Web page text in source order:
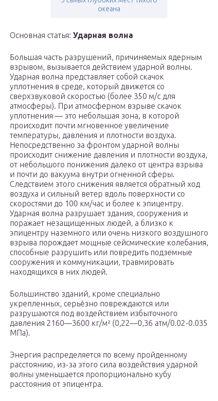
океана
Основная статья: Ударная волна
Большая часть разрушений, причиняемых ядерным
взрывом, вызывается действием ударной волны.
Ударная волна представляет собой скачок
уплотнения в среде, который движется со
сверхзвуковой скоростью (более 350 м/с для
атмосферы). При атмосферном взрыве скачок
уплотнения — это небольшая зона, в которой
происходит почти мгновенное увеличение
температуры, давления и плотности воздуха.
Непосредственно за фронтом ударной волны
происходит снижение давления и плотности воздуха,
от небольшого понижения далеко от центра взрыва
и почти до вакуума внутри огненной сферы.
Следствием этого снижения является обратный ход
воздуха и сильный ветер вдоль поверхности со
скоростями до 100 км/час и более к эпицентру.
Ударная волна разрушает здания, сооружения и
поражает незащищенных людей, а близко к
эпицентру наземного или очень низкого воздушного
взрыва порождает мощные сейсмические колебания,
способные разрушить или повредить подземные
сооружения и коммуникации, травмировать
находящихся в них людей.
Большинство зданий, кроме специально
укрепленных, серьёзно повреждаются или
разрушаются под воздействием избыточного
давления 2160—3600 кг/м² (0,22—0,36 атм/0.02-0.035
МПа).
Энергия распределяется по всему пройденному
расстоянию, из-за этого сила воздействия ударной
волны уменьшается пропорционально кубу
расстояния от эпицентра.